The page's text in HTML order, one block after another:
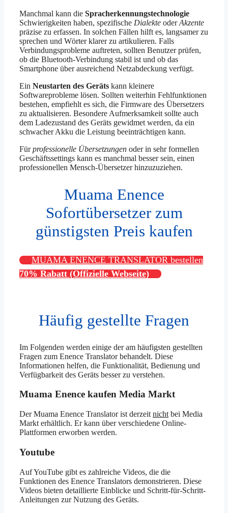
Manchmal kann die Spracherkennungstechnologie
Schwierigkeiten haben, spezifische Dialekte oderAkzente
präzise zu erfassen. In solchen Fällen hilft es, langsamer zu
sprechen und Wörter klarer zu artikulieren. Falls
Verbindungsprobleme auftreten, sollten Benutzer prüfen,
ob die Bluetooth-Verbindung stabil ist und ob das
Smartphone über ausreichend Netzabdeckung verfügt.
Ein Neustarten des Geräts kann kleinere
Softwareprobleme lösen. Sollten weiterhin Fehlfunktionen
bestehen, empfiehlt es sich, die Firmware des Übersetzers
zu aktualisieren. Besondere Aufmerksamkeit sollte auch
dem Ladezustand des Geräts gewidmet werden, da ein
schwacher Akku die Leistung beeinträchtigen kann.
Fürprofessionelle Übersetzungen oder in sehr formellen
Geschäftssettings kann es manchmal besser sein, einen
professionellen Mensch-Übersetzer hinzuzuziehen.
Muama Enence
Sofortübersetzer zum
günstigsten Preis kaufen
MUAMA ENENCE TRANSLATOR bestellen
70% Rabatt (Offizielle Webseite)
Häufig gestellte Fragen
Im Folgenden werden einige der am häufigsten gestellten
Fragen zum Enence Translator behandelt. Diese
Informationen helfen, die Funktionalität, Bedienung und
Verfügbarkeit des Geräts besser zu verstehen.
Muama Enence kaufen Media Markt
Der Muama Enence Translator ist derzeit nicht bei Media
Markt erhältlich. Er kann über verschiedene Online-
Plattformen erworben werden.
Youtube
Auf YouTube gibt es zahlreiche Videos, die die
Funktionen des Enence Translators demonstrieren. Diese
Videos bieten detaillierte Einblicke und Schritt-für-Schritt-
Anleitungen zur Nutzung des Geräts.